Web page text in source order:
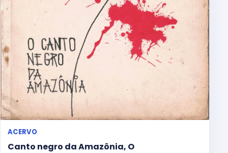
ACERVO
Canto negro da Amazônia, O